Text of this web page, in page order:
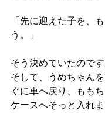
「先に迎えた子を、
う。」
そう決めていたのです
そして、うめちゃん
ぐに車へ戻り、もも
ケースへそっと入れま